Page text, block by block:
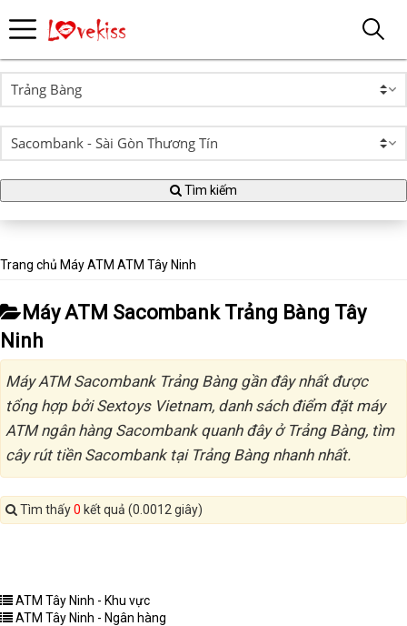
Tìm kiếm
Trang chủ Máy ATM ATM Tây Ninh
Máy ATM Sacombank Trảng Bàng Tây
Ninh
Máy ATM Sacombank Trảng Bàng gần đây nhất được
tổng hợp bởi Sextoys Vietnam, danh sách điểm đặt máy
ATM ngân hàng Sacombank quanh đây ở Trảng Bàng, tìm
cây rút tiền Sacombank tại Trảng Bàng nhanh nhất.
Tìm thấy0 kết quả (0.0012 giây)
ATM Tây Ninh - Khu vực
ATM Tây Ninh - Ngân hàng